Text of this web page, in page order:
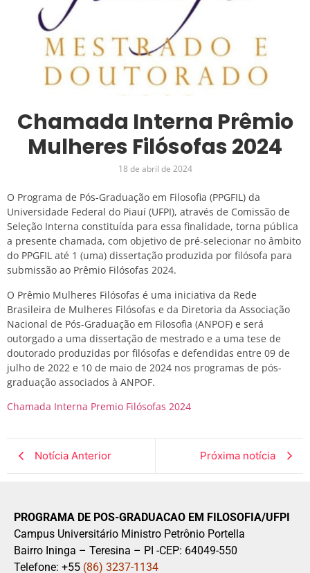
Chamada Interna Prêmio
Mulheres Filósofas 2024
18 de abril de 2024
O Programa de Pós-Graduação em Filosofia (PPGFIL) da
Universidade Federal do Piauí (UFPI), através de Comissão de
Seleção Interna constituída para essa finalidade, torna pública
a presente chamada, com objetivo de pré-selecionar no âmbito
do PPGFIL até 1 (uma) dissertação produzida por filósofa para
submissão ao Prêmio Filósofas 2024.
O Prêmio Mulheres Filósofas é uma iniciativa da Rede
Brasileira de Mulheres Filósofas e da Diretoria da Associação
Nacional de Pós-Graduação em Filosofia (ANPOF) e será
outorgado a uma dissertação de mestrado e a uma tese de
doutorado produzidas por filósofas e defendidas entre 09 de
julho de 2022 e 10 de maio de 2024 nos programas de pós-
graduação associados à ANPOF.
Chamada Interna Premio Filósofas 2024
Notícia Anterior Próxima notícia
PROGRAMA DE POS-GRADUACAO EM FILOSOFIA/UFPI
Campus Universitário Ministro Petrônio Portella
Bairro Ininga – Teresina – PI -CEP: 64049-550
Telefone: +55 (86) 3237-1134